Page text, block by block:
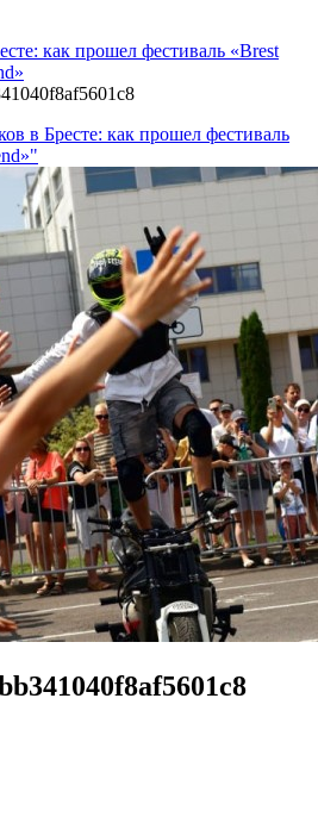
как прошел фестиваль «Brest
в Бресте: как прошел фестиваль